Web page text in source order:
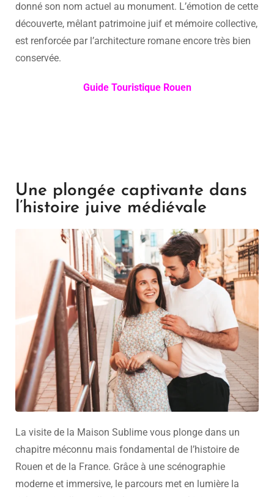
donné son nom actuel au monument. L’émotion de cette
découverte, mêlant patrimoine juif et mémoire collective,
est renforcée par l’architecture romane encore très bien
conservée.
Guide Touristique Rouen
Une plongée captivante dans
l’histoire juive médiévale
La visite de la Maison Sublime vous plonge dans un
chapitre méconnu mais fondamental de l’histoire de
Rouen et de la France. Grâce à une scénographie
moderne et immersive, le parcours met en lumière la